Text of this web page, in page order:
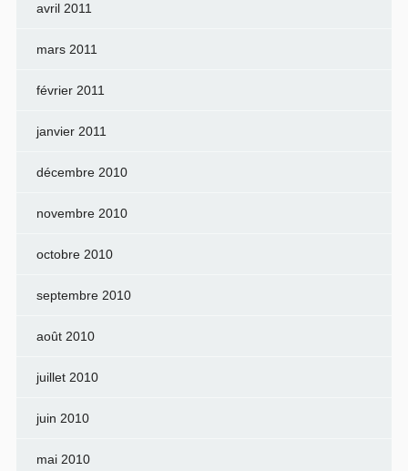
avril 2011
mars 2011
février 2011
janvier 2011
décembre 2010
novembre 2010
octobre 2010
septembre 2010
août 2010
juillet 2010
juin 2010
mai 2010